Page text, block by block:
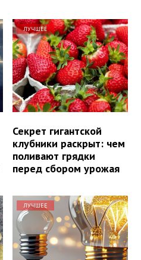
ЛУЧШЕЕ
Секрет гигантской
клубники раскрыт: чем
поливают грядки
перед сбором урожая
ЛУЧШЕЕ